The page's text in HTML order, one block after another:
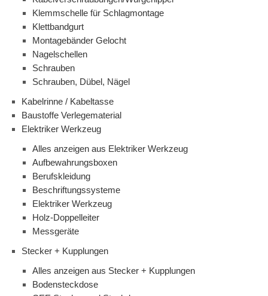
Klemmschelle für Schlagmontage
Klettbandgurt
Montagebänder Gelocht
Nagelschellen
Schrauben
Schrauben, Dübel, Nägel
Kabelrinne / Kabeltasse
Baustoffe Verlegematerial
Elektriker Werkzeug
Alles anzeigen aus Elektriker Werkzeug
Aufbewahrungsboxen
Berufskleidung
Beschriftungssysteme
Elektriker Werkzeug
Holz-Doppelleiter
Messgeräte
Stecker + Kupplungen
Alles anzeigen aus Stecker + Kupplungen
Bodensteckdose